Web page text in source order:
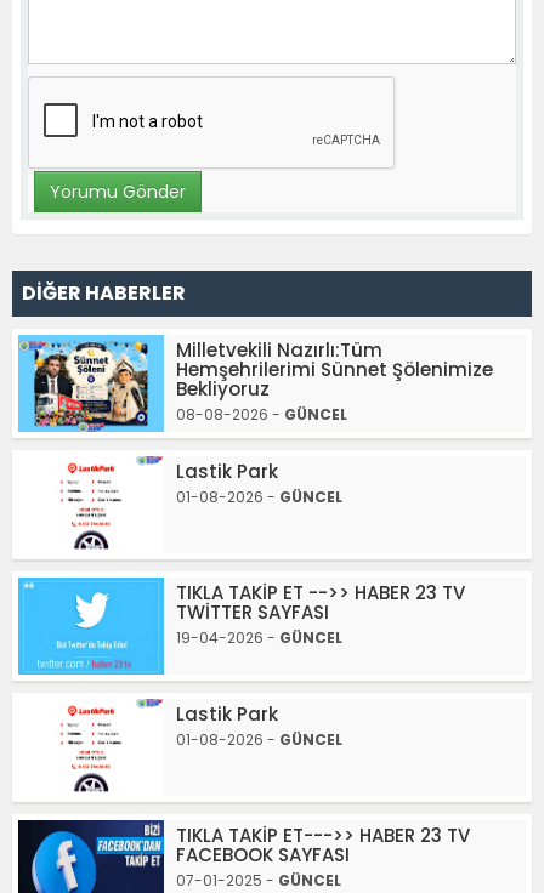
DİĞER HABERLER
Milletvekili Nazırlı:Tüm
Hemşehrilerimi Sünnet Şölenimize
Bekliyoruz
08-08-2026 - GÜNCEL
Lastik Park
01-08-2026 - GÜNCEL
TIKLA TAKİP ET -->> HABER 23 TV
TWİTTER SAYFASI
19-04-2026 - GÜNCEL
Lastik Park
01-08-2026 - GÜNCEL
TIKLA TAKİP ET--->> HABER 23 TV
FACEBOOK SAYFASI
07-01-2025 - GÜNCEL